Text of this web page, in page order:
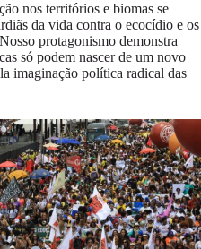
nos territórios e biomas se
da vida contra o ecocídio e os
protagonismo demonstra
só podem nascer de um novo
imaginação política radical das